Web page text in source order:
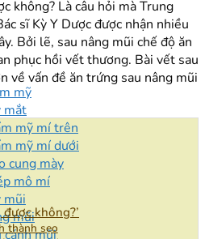
mỹ
mắt
mỹ mí trên
mỹ mí dưới
cung mày
mô mí
mũi
mũi
cánh mũi
không? Là câu hỏi mà Trung
sĩ Kỳ Y Dược được nhận nhiều
Bởi lẽ, sau nâng mũi chế độ ăn
phục hồi vết thương. Bài vết sau
về vấn đề ăn trứng sau nâng mũi
không?’
thành sẹo